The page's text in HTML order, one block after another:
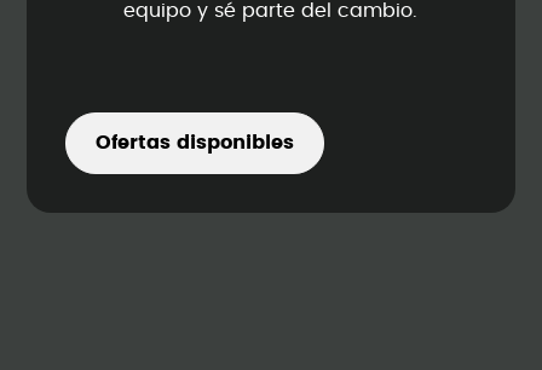
equipo y sé parte del cambio.
Ofertas disponibles